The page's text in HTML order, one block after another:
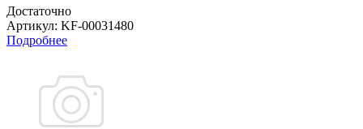
Достаточно
Артикул: KF-00031480
Подробнее